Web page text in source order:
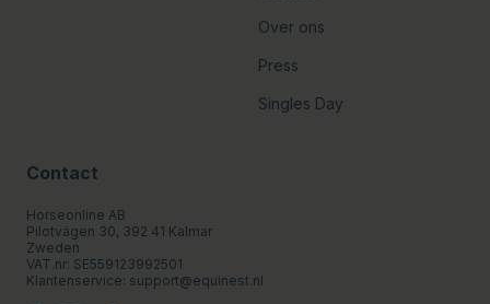
Over ons
Press
Singles Day
Contact
Horseonline AB
Pilotvägen 30, 392 41 Kalmar
Zweden
VAT.nr: SE559123992501
Klantenservice: support@equinest.nl